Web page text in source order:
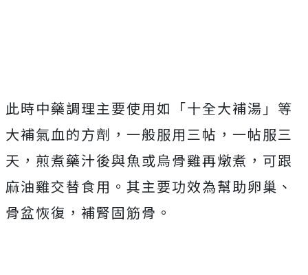
此時中藥調理主要使用如「十全大補湯」等
大補氣血的方劑，一般服用三帖，一帖服三
天，煎煮藥汁後與魚或烏骨雞再燉煮，可跟
麻油雞交替食用。其主要功效為幫助卵巢、
骨盆恢復，補腎固筋骨。